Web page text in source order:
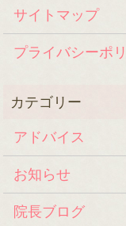
サイトマップ
プライバシーポ
アドバイス
お知らせ
院長ブログ